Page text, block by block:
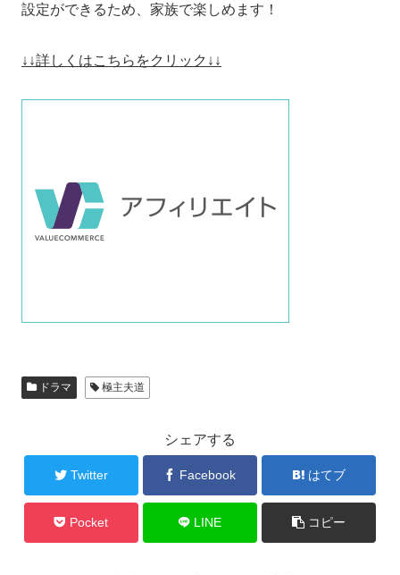
設定ができるため、家族で楽しめます！
↓↓詳しくはこちらをクリック↓↓
ドラマ 極主夫道
シェアする
Twitter Facebook はてブ
Pocket LINE コピー